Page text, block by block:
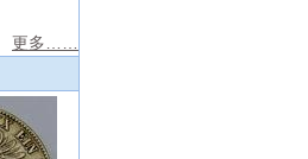
更多……